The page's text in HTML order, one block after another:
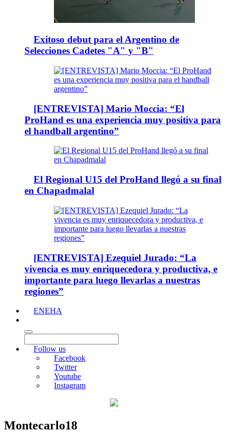
Exitoso debut para el Argentino de
Selecciones Cadetes "A" y "B"
[ENTREVISTA] Mario Moccia: “El
ProHand es una experiencia muy positiva para
el handball argentino”
El Regional U15 del ProHand llegó a su final
en Chapadmalal
[ENTREVISTA] Ezequiel Jurado: “La
vivencia es muy enriquecedora y productiva, e
importante para luego llevarlas a nuestras
regiones”
ENEHA
Follow us
Facebook
Twitter
Youtube
Instagram
Montecarlo18